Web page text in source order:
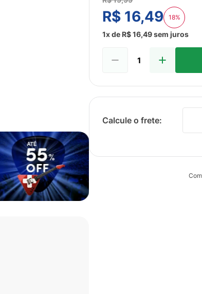
R$ 16,49 18%
1x de R$ 16,49sem juros